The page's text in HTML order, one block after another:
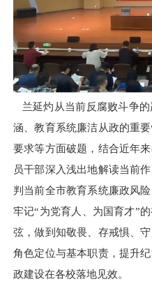
兰延灼从当前反腐败斗争
涵、教育系统廉洁从政的重
要求等方面破题，结合近年
员干部深入浅出地解读当前
判当前全市教育系统廉政风
牢记“为党育人、为国育才”
弦，做到知敬畏、存戒惧、
角色定位与基本职责，提升
政建设在各校落地见效。